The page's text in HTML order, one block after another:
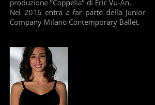
produzione ‘’Coppelia’’ di Eric Vu-An.
Nel 2016 entra a far parte della Junior
Company Milano Contemporary Ballet.